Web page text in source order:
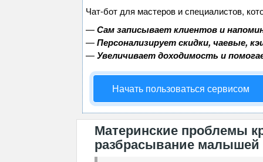
Чат-бот для мастеров и специалистов,
—Сам записывает клиентов и
—Персонализирует скидки, чаевые,
—Увеличивает доходимость и
Начать пользоваться сервисом
Материнские проблемы
разбрасывание малышей